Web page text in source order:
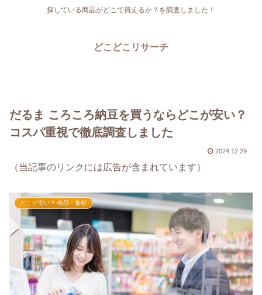
探している商品がどこで買えるか？を調査しました！
どこどこリサーチ
だるま ころころ納豆を買うならどこが安い？
コスパ重視で徹底調査しました
2024.12.29
（当記事のリンクには広告が含まれています）
どこが安い？-食品・食材